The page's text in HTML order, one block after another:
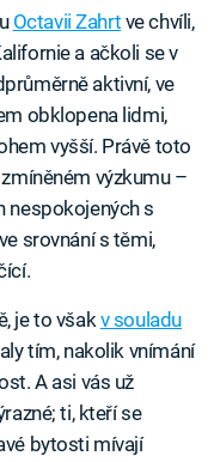
Octavii Zahrt ve chvíli,
a ačkoli se v
aktivní, ve
obklopena lidmi,
vyšší. Právě toto
výzkumu –
nespokojených s
srovnání s těmi,
je to všakv souladu
tím, nakolik vnímání
A asi vás už
ti, kteří se
bytosti mívají